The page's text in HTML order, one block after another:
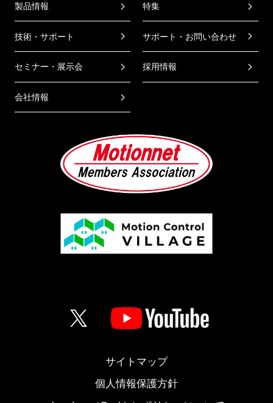
製品情報 特集
技術・サポート サポート・お問い合わせ
セミナー・展示会 採用情報
会社情報
サイトマップ
個人情報保護方針